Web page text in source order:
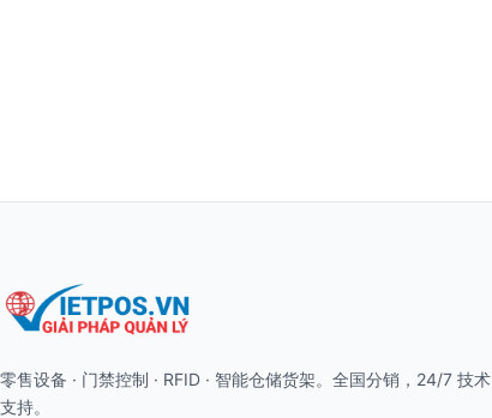
零售设备 · 门禁控制 · RFID · 智能仓储货架。全国分销，24/7 技术
支持。